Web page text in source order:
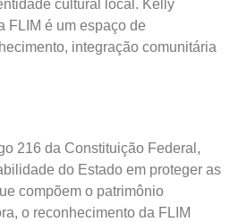
cultural local. Kelly
FLIM é um espaço de
integração comunitária
216 da Constituição Federal,
do Estado em proteger as
compõem o patrimônio
o reconhecimento da FLIM